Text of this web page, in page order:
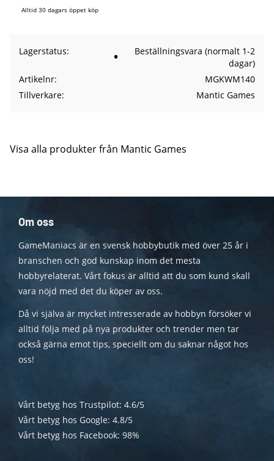
Alltid 30 dagars öppet köp
Lagerstatus
Beställningsvara (normalt 1-2
dagar)
Artikelnr
MGKWM140
Tillverkare
Mantic Games
Visa alla produkter från Mantic Games
Om oss
GameManiacs är en svensk hobbybutik med över 25 år i
branschen och god kunskap inom det mesta
hobbyrelaterat. Vårt fokus är alltid att du som kund skall
vara nöjd med det du köper av oss.
Då vi själva är mycket intresserade av hobbyn försöker vi
alltid följa med på nya produkter och trender men tar
också gärna emot tips, speciellt om du saknar något hos
oss!
Vårt betyg hos Trustpilot: 4.6/5
Vårt betyg hos Google: 4.8/5
Vårt betyg hos Facebook: 98%